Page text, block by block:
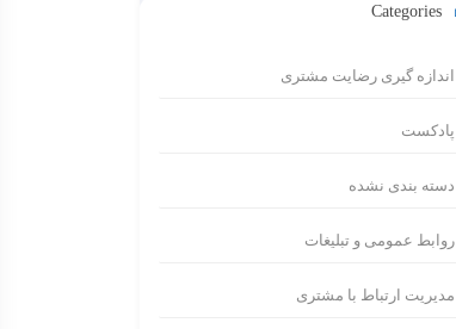
Categories
اندازه گیری رضایت مشتری
پادکست
دسته بندی نشده
روابط عمومی و تبلیغات
مدیریت ارتباط با مشتری